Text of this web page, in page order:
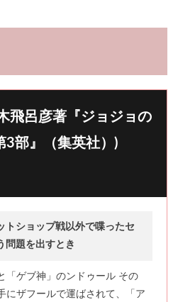
飛呂彦著『ジョジョの
3部』（集英社）)
トショップ戦以外で喋ったセ
問題を出すとき
「ゲブ神」のンドゥール その
ザフールで運ばされて、「ア